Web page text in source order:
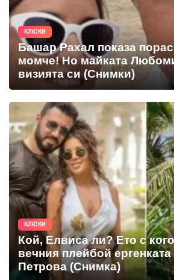
КЛЮКИ
Башар Рахал показа
момче! Но майката
визията си (Снимки)
КЛЮКИ
Кой, Елвиса ли? Ето с
вечния плейбой
Петрова (Снимка)